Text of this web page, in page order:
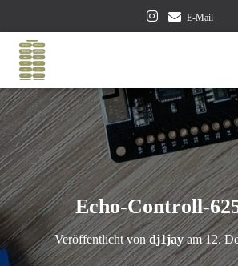
E-Mail
Echo-Controll-
Veröffentlicht vondj1jayam12.